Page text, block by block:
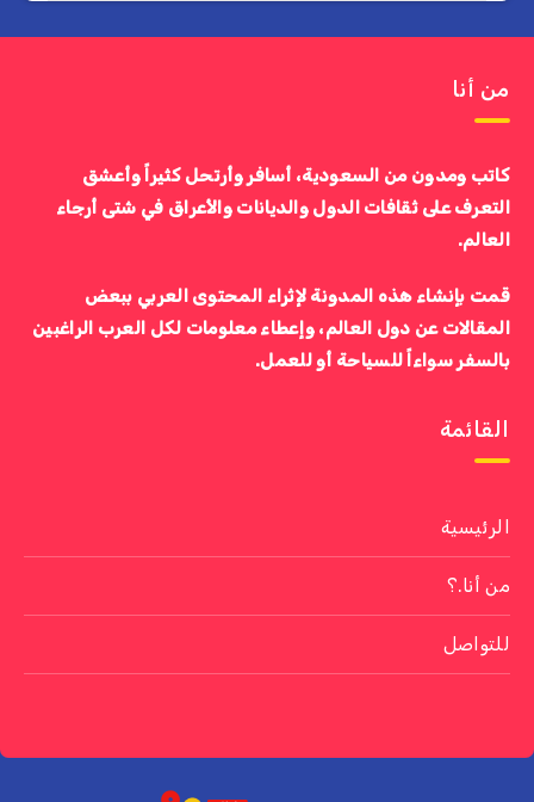
من أنا
كاتب ومدون من السعودية، أسافر وأرتحل كثيراً وأعشق
التعرف على ثقافات الدول والديانات والأعراق في شتى أرجاء
العالم.
قمت بإنشاء هذه المدونة لإثراء المحتوى العربي ببعض
المقالات عن دول العالم، وإعطاء معلومات لكل العرب الراغبين
بالسفر سواءاً للسياحة أو للعمل.
القائمة
الرئيسية
من أنا.؟
للتواصل